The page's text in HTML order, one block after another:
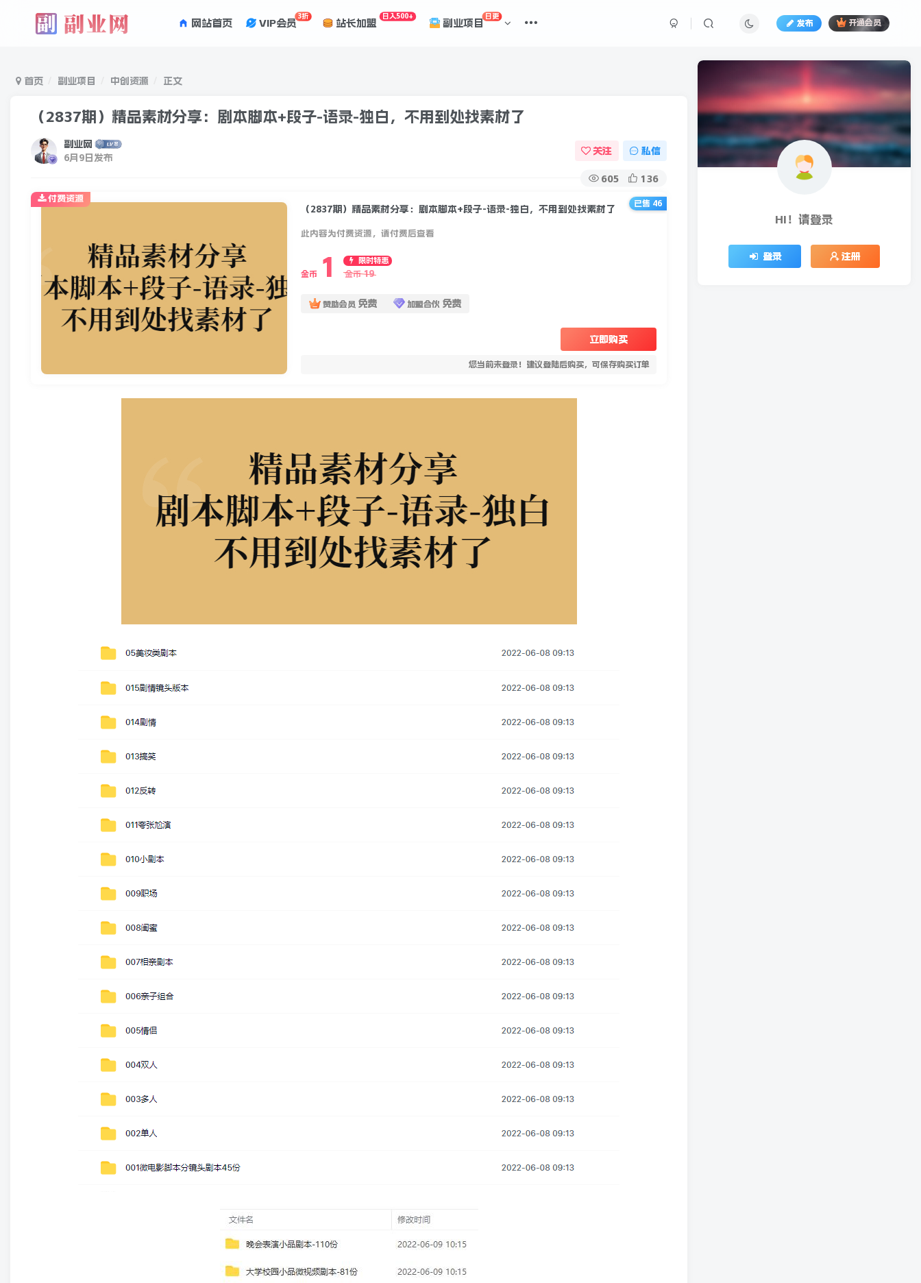
网站首页 VIP会员
3折
站长加盟
日入500+
副业项目
日更
发布 开通会员
首页 副业项目 中创资源 正文
（2837期）精品素材分享：剧本脚本+段子-语录-独白，不用到处找素材了
副业网
6月9日发布
关注 私信
605 136
（2837期）精品素材分享：剧本脚本+段子-语录-独白，不用到处找素材了
此内容为付费资源，请付费后查看
金币 1
限时特惠
金币 19
赞助会员 免费 加盟合伙 免费
立即购买
您当前未登录！建议登陆后购买，可保存购买订单
付费资源
已售 46
HI！请登录
登录 注册